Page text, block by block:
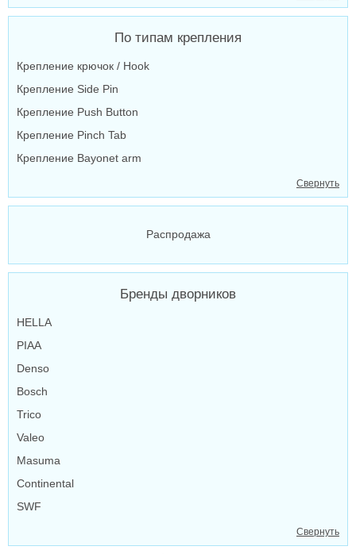
По типам крепления
Крепление крючок / Hook
Крепление Side Pin
Крепление Push Button
Крепление Pinch Tab
Крепление Bayonet arm
Свернуть
Распродажа
Бренды дворников
HELLA
PIAA
Denso
Bosch
Trico
Valeo
Masuma
Continental
SWF
Свернуть